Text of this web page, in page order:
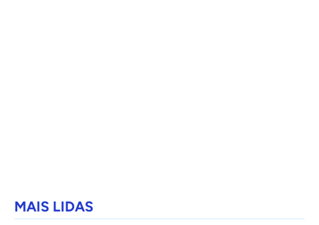
MAIS LIDAS